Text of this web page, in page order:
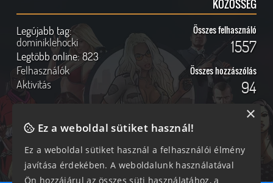
KÖZÖSSÉG
Legújabb tag:
dominiklehocki
Legtöbb online:823
Felhasználók
Aktivitás
Összes felhasználó
1557
Összes hozzászólás
94
Online felhasználók
235 vendég, 0 tag
Kövess Minket!
Ez a weboldal sütiket használ!
Ez a weboldal sütiket használ a felhasználói élmény
javítása érdekében. A weboldalunk használatával
Ön hozzájárul az összes süti használatához, a
×